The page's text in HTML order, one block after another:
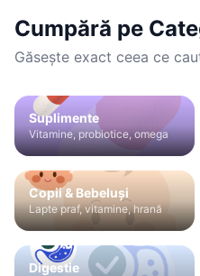
Cumpără pe
Găsește exact ceea ce
Suplimente
Vitamine, probiotice, omega
Copii & Bebeluși
Lapte praf, vitamine, hrană
Digestie